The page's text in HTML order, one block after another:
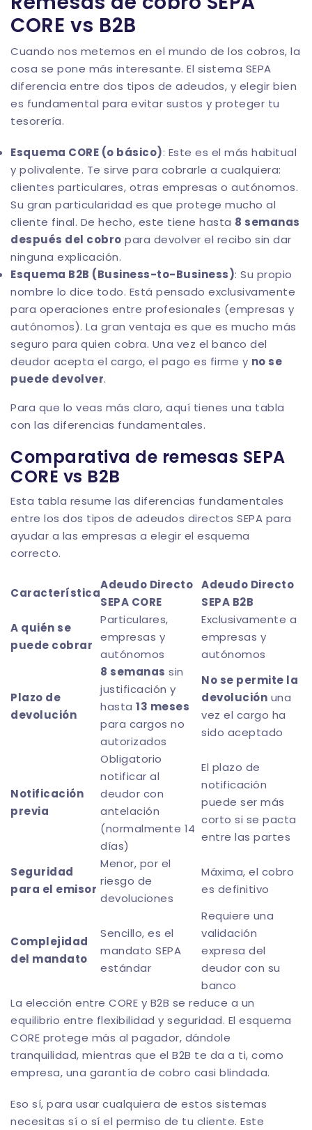
CORE vs B2B
Cuando nos metemos en el mundo de los cobros, la
cosa se pone más interesante. El sistema SEPA
diferencia entre dos tipos de adeudos, y elegir bien
es fundamental para evitar sustos y proteger tu
tesorería.
Esquema CORE (o básico): Este es el más habitual
y polivalente. Te sirve para cobrarle a cualquiera:
clientes particulares, otras empresas o autónomos.
Su gran particularidad es que protege mucho al
cliente final. De hecho, este tiene hasta 8 semanas
después del cobro para devolver el recibo sin dar
ninguna explicación.
Esquema B2B (Business-to-Business): Su propio
nombre lo dice todo. Está pensado exclusivamente
para operaciones entre profesionales (empresas y
autónomos). La gran ventaja es que es mucho más
seguro para quien cobra. Una vez el banco del
deudor acepta el cargo, el pago es firme y no se
puede devolver.
Para que lo veas más claro, aquí tienes una tabla
con las diferencias fundamentales.
Comparativa de remesas SEPA
CORE vs B2B
Esta tabla resume las diferencias fundamentales
entre los dos tipos de adeudos directos SEPA para
ayudar a las empresas a elegir el esquema
correcto.
Característica
Adeudo Directo
SEPA CORE
Adeudo Directo
SEPA B2B
A quién se
puede cobrar
Particulares,
empresas y
autónomos
Exclusivamente a
empresas y
autónomos
Plazo de
devolución
8 semanas sin
justificación y
hasta 13 meses
para cargos no
autorizados
No se permite la
devolución una
vez el cargo ha
sido aceptado
Notificación
previa
Obligatorio
notificar al
deudor con
antelación
(normalmente 14
días)
El plazo de
notificación
puede ser más
corto si se pacta
entre las partes
Seguridad
para el emisor
Menor, por el
riesgo de
devoluciones
Máxima, el cobro
es definitivo
Complejidad
del mandato
Sencillo, es el
mandato SEPA
estándar
Requiere una
validación
expresa del
deudor con su
banco
La elección entre CORE y B2B se reduce a un
equilibrio entre flexibilidad y seguridad. El esquema
CORE protege más al pagador, dándole
tranquilidad, mientras que el B2B te da a ti, como
empresa, una garantía de cobro casi blindada.
Eso sí, para usar cualquiera de estos sistemas
necesitas sí o sí el permiso de tu cliente. Este